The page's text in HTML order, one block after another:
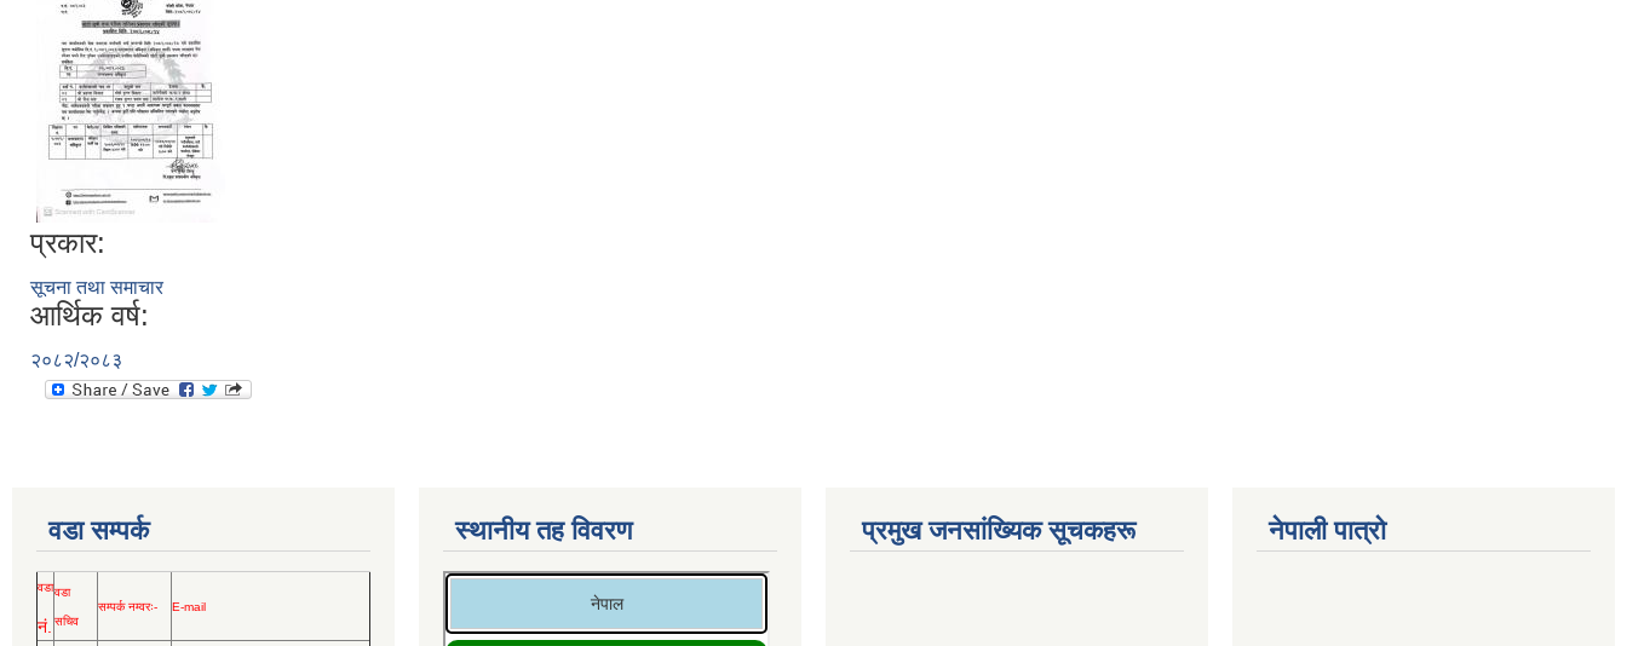
प्रकार:
सूचना तथा समाचार
आर्थिक वर्ष:
२०८२/२०८३
वडा सम्पर्क
वडा
नं.
वडा
सचिव
सम्पर्क नम्वरः- E-mail
स्थानीय तह विवरण प्रमुख जनसांख्यिक सूचकहरू नेपाली पात्रो